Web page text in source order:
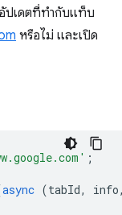
ปเดตที่ทำกับแท็บ
หรือไม่ และเปิด
;
async (tabId, info